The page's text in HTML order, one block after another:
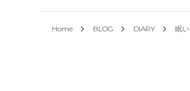
Home BLOG DIARY 眠い